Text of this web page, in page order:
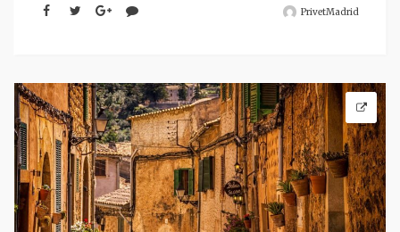
PrivetMadrid